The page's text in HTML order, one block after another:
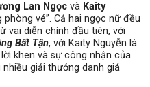
Lan Ngọc và Kaity
phòng vé”. Cả hai ngọc nữ đều
vai diễn chính đầu tiên, với
Bất Tận, với Kaity Nguyễn là
khen và sự công nhận của
giải thưởng danh giá